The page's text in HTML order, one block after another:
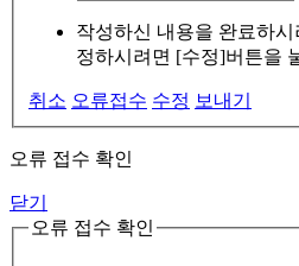
작성하신 내용을 완료하
정하시려면 [수정]버튼을
취소 오류접수 수정 보내기
오류 접수 확인
닫기
오류 접수 확인